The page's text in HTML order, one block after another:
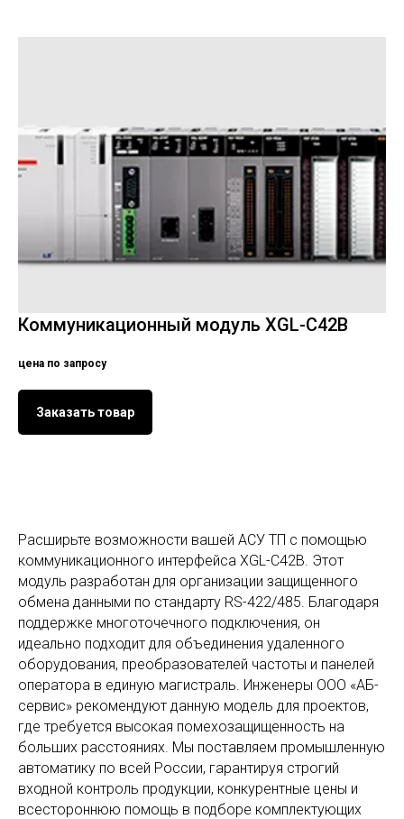
Коммуникационный модуль XGL-C42B
цена по запросу
Заказать товар
Расширьте возможности вашей АСУ ТП с помощью
коммуникационного интерфейса XGL-C42B. Этот
модуль разработан для организации защищенного
обмена данными по стандарту RS-422/485. Благодаря
поддержке многоточечного подключения, он
идеально подходит для объединения удаленного
оборудования, преобразователей частоты и панелей
оператора в единую магистраль. Инженеры ООО «АБ-
сервис» рекомендуют данную модель для проектов,
где требуется высокая помехозащищенность на
больших расстояниях. Мы поставляем промышленную
автоматику по всей России, гарантируя строгий
входной контроль продукции, конкурентные цены и
всестороннюю помощь в подборе комплектующих